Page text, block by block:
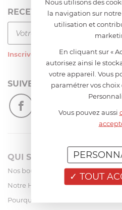
RECEVEZ LA NEWSLETTER
Inscrivez-vous à notre newsletter
SUIVEZ-NOUS
QUI SOMMES-NOUS?
Nos boutiques
Notre Histoire
Pourquoi acheter chez Francis Batt
la navigation sur notre
utilisation et
En cliquant sur «
autorisez ainsi le
votre appareil. Vous
paramétrer vos
Vous pouvez aussi
TOUT